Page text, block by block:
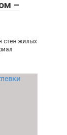
–
стен жилых